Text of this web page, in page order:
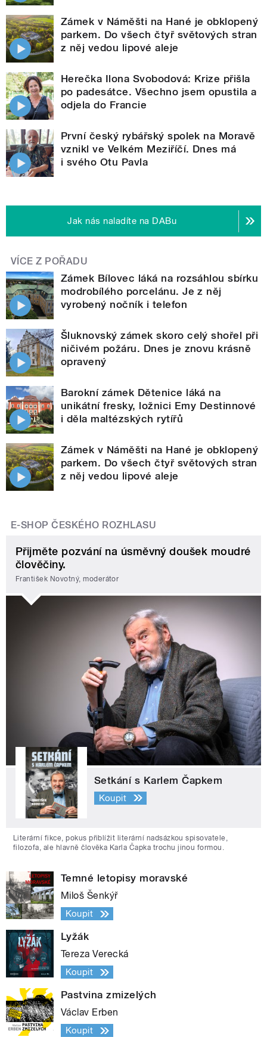
Zámek v Náměšti na Hané je obklopený
parkem. Do všech čtyř světových stran
z něj vedou lipové aleje
Herečka Ilona Svobodová: Krize přišla
po padesátce. Všechno jsem opustila a
odjela do Francie
První český rybářský spolek na Moravě
vznikl ve Velkém Meziříčí. Dnes má
i svého Otu Pavla
Jak nás naladíte na DABu
VÍCE Z POŘADU
Zámek Bílovec láká na rozsáhlou sbírku
modrobílého porcelánu. Je z něj
vyrobený nočník i telefon
Šluknovský zámek skoro celý shořel při
ničivém požáru. Dnes je znovu krásně
opravený
Barokní zámek Dětenice láká na
unikátní fresky, ložnici Emy Destinnové
i děla maltézských rytířů
Zámek v Náměšti na Hané je obklopený
parkem. Do všech čtyř světových stran
z něj vedou lipové aleje
E-SHOP ČESKÉHO ROZHLASU
Přijměte pozvání na úsměvný doušek moudré
člověčiny.
František Novotný, moderátor
Setkání s Karlem Čapkem
Koupit
Literární fikce, pokus přiblížit literární nadsázkou spisovatele,
filozofa, ale hlavně člověka Karla Čapka trochu jinou formou.
Temné letopisy moravské
Miloš Šenkýř
Koupit
Lyžák
Tereza Verecká
Koupit
Pastvina zmizelých
Václav Erben
Koupit